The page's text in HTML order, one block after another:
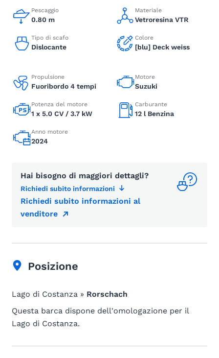
Pescaggio
0.80 m
Materiale
Vetroresina VTR
Tipo di scafo
Dislocante
Colore
[blu] Deck weiss
Propulsione
Fuoribordo 4 tempi
Motore
Suzuki
Potenza del motore
1 x 5.0 CV / 3.7 kW
Carburante
12 l Benzina
Anno motore
2024
Hai bisogno di maggiori dettagli?
Richiedi subito informazioni
Richiedi subito informazioni al
venditore
Posizione
Lago di Costanza » Rorschach
Questa barca dispone dell'omologazione per il
Lago di Costanza.